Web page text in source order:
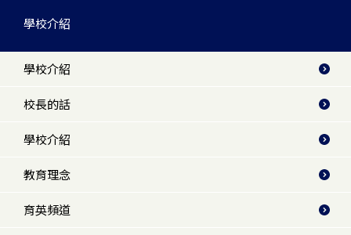
學校介紹
學校介紹
校長的話
學校介紹
教育理念
育英頻道